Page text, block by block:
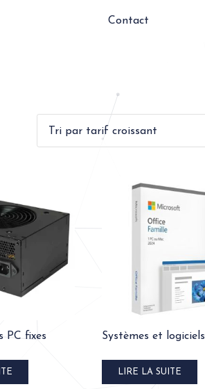
Contact
PC fixes Systèmes et logiciels
LIRE LA SUITE